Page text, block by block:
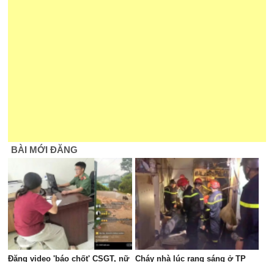
BÀI MỚI ĐĂNG
Đăng video 'báo chốt' CSGT, nữ
Cháy nhà lúc rạng sáng ở TP